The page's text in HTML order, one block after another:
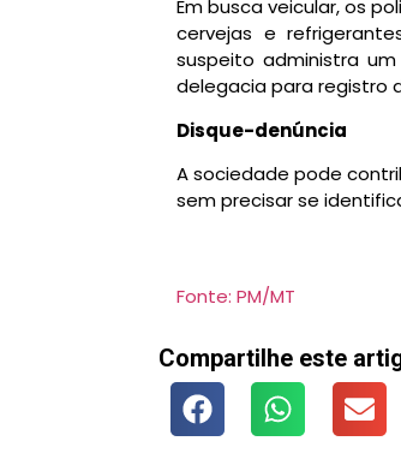
Em busca veicular, os
cervejas e
suspeito administra
delegacia para registro
Disque-denúncia
A sociedade pode
sem precisar se
Fonte: PM/MT
Compartilhe este